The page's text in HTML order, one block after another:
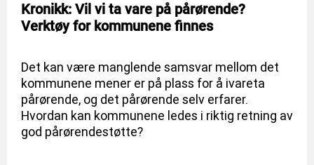
Kronikk: Vil vi ta vare på pårørende?
Verktøy for kommunene finnes
Det kan være manglende samsvar mellom det
kommunene mener er på plass for å ivareta
pårørende, og det pårørende selv erfarer.
Hvordan kan kommunene ledes i riktig retning av
god pårørendestøtte?